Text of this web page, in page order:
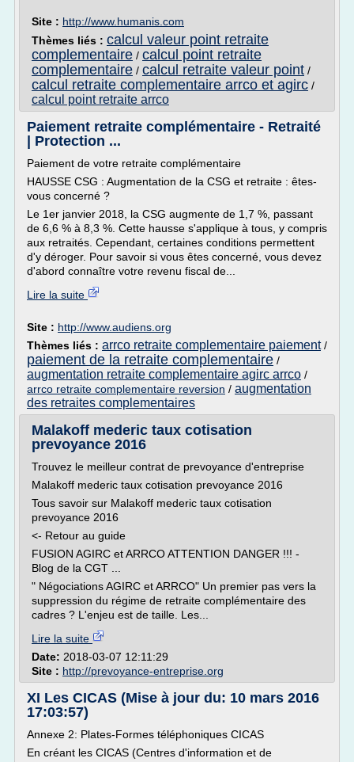
Site : http://www.humanis.com
Thèmes liés : calcul valeur point retraite
complementaire / calcul point retraite
complementaire / calcul retraite valeur point /
calcul retraite complementaire arrco et agirc /
calcul point retraite arrco
Paiement retraite complémentaire - Retraité
| Protection ...
Paiement de votre retraite complémentaire
HAUSSE CSG : Augmentation de la CSG et retraite : êtes-
vous concerné ?
Le 1er janvier 2018, la CSG augmente de 1,7 %, passant
de 6,6 % à 8,3 %. Cette hausse s'applique à tous, y compris
aux retraités. Cependant, certaines conditions permettent
d'y déroger. Pour savoir si vous êtes concerné, vous devez
d'abord connaître votre revenu fiscal de...
Lire la suite
Site : http://www.audiens.org
Thèmes liés : arrco retraite complementaire paiement/
paiement de la retraite complementaire /
augmentation retraite complementaire agirc arrco /
arrco retraite complementaire reversion / augmentation
des retraites complementaires
Malakoff mederic taux cotisation
prevoyance 2016
Trouvez le meilleur contrat de prevoyance d'entreprise
Malakoff mederic taux cotisation prevoyance 2016
Tous savoir sur Malakoff mederic taux cotisation
prevoyance 2016
<- Retour au guide
FUSION AGIRC et ARRCO ATTENTION DANGER !!! -
Blog de la CGT ...
" Négociations AGIRC et ARRCO" Un premier pas vers la
suppression du régime de retraite complémentaire des
cadres ? L'enjeu est de taille. Les...
Lire la suite
Date: 2018-03-07 12:11:29
Site : http://prevoyance-entreprise.org
XI Les CICAS (Mise à jour du: 10 mars 2016
17:03:57)
Annexe 2: Plates-Formes téléphoniques CICAS
En créant les CICAS (Centres d'information et de